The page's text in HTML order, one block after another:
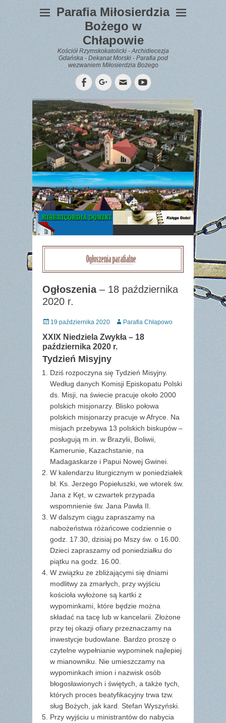
Parafia Miłosierdzia
Bożego w
Chłapowie
Kościół Rzymskokatolicki - Archidiecezja
Gdańska - Dekanat Morski - Parafia pod
wezwaniem Miłosierdzia Bożego
FacebookGoogleplus
EmailYouTube
WYPOCZYNEK
Gazetka
Parafialna
Ogłoszenia– 18 października
2020 r.
Posted
19 października 2020 Author
Parafia Chłapowo
XXIX Niedziela Zwykła – 18
października 2020 r.
Tydzień Misyjny
Dziś rozpoczyna się Tydzień Misyjny.
Według danych Komisji Episkopatu Polski
ds. Misji, na świecie pracuje około 2000
polskich misjonarzy. Blisko połowa
polskich misjonarzy pracuje w Afryce. Na
misjach przebywa 13 polskich biskupów –
posługują m.in. w Brazylii, Boliwii,
Kamerunie, Kazachstanie, na
Madagaskarze i Papui Nowej Gwinei.
W kalendarzu liturgicznym w poniedziałek
bł. Ks. Jerzego Popiełuszki, we wtorek św.
Jana z Kęt, w czwartek przypada
wspomnienie św. Jana Pawła II.
W dalszym ciągu zapraszamy na
nabożeństwa różańcowe codziennie o
godz. 17.30, dzisiaj po Mszy św. o 16.00.
Dzieci zapraszamy od poniedziałku do
piątku na godz. 16.00.
W związku ze zbliżającymi się dniami
modlitwy za zmarłych, przy wyjściu
kościoła wyłożone są kartki z
wypominkami, które będzie można
składać na tacę lub w kancelarii. Złożone
przy tej okazji ofiary przeznaczamy na
inwestycje budowlane. Bardzo proszę o
czytelne wypełnianie wypominek najlepiej
w mianowniku. Nie umieszczamy na
wypominkach imion i nazwisk osób
błogosławionych i świętych, a także tych,
których proces beatyfikacyjny trwa tzw.
sług Bożych, jak kard. Stefan Wyszyński.
Przy wyjściu u ministrantów do nabycia